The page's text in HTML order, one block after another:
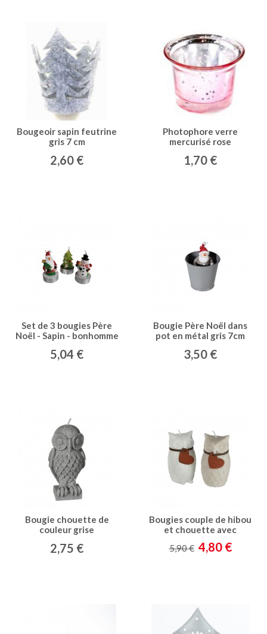
Bougeoir sapin feutrine
gris 7 cm
2,60 €
Photophore verre
mercurisé rose
1,70 €
Set de 3 bougies Père
Noël - Sapin - bonhomme
5,04 €
Bougie Père Noël dans
pot en métal gris 7cm
3,50 €
Bougie chouette de
couleur grise
2,75 €
Bougies couple de hibou
et chouette avec
5,90 € 4,80 €